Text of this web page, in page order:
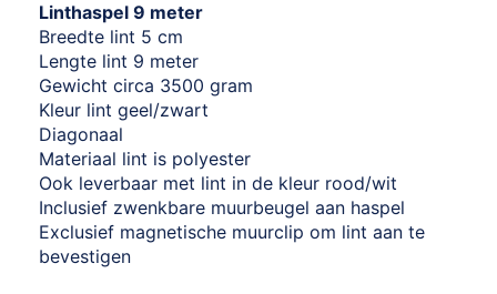
Linthaspel 9 meter
Breedte lint 5 cm
Lengte lint 9 meter
Gewicht circa 3500 gram
Kleur lint geel/zwart
Diagonaal
Materiaal lint is polyester
Ook leverbaar met lint in de kleur rood/wit
Inclusief zwenkbare muurbeugel aan haspel
Exclusief magnetische muurclip om lint aan te
bevestigen